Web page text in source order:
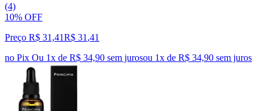
(4)
10% OFF
Preço R$ 31,41R$ 31 ,41
no Pix Ou 1x de R$ 34,90 sem jurosou 1x de R$ 34,90 sem juros